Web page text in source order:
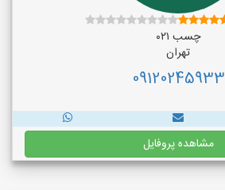
چسب ۰۲۱
تهران
09120245933
مشاهده پروفایل